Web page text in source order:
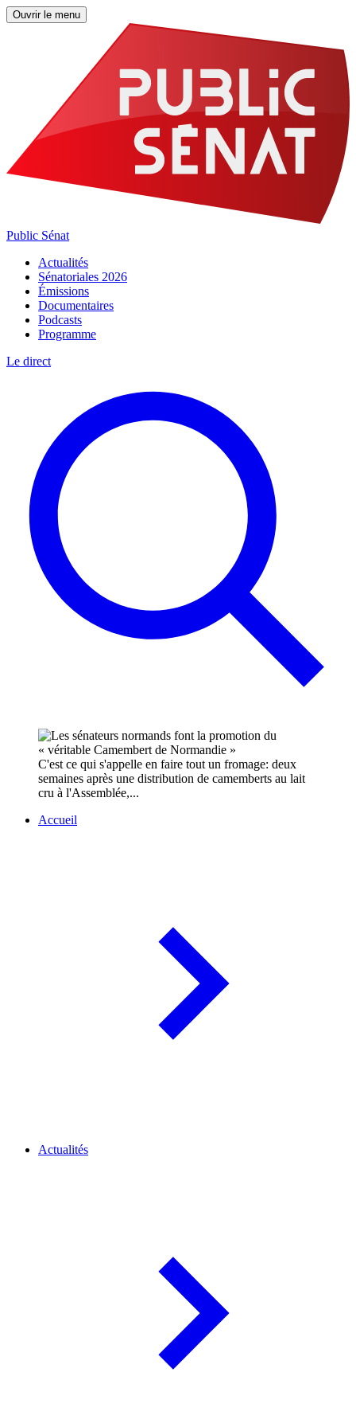
Ouvrir le menu
Public Sénat
Actualités
Sénatoriales 2026
Émissions
Documentaires
Podcasts
Programme
Le direct
C'est ce qui s'appelle en faire tout un fromage: deux
semaines après une distribution de camemberts au lait
cru à l'Assemblée,...
Accueil
Actualités